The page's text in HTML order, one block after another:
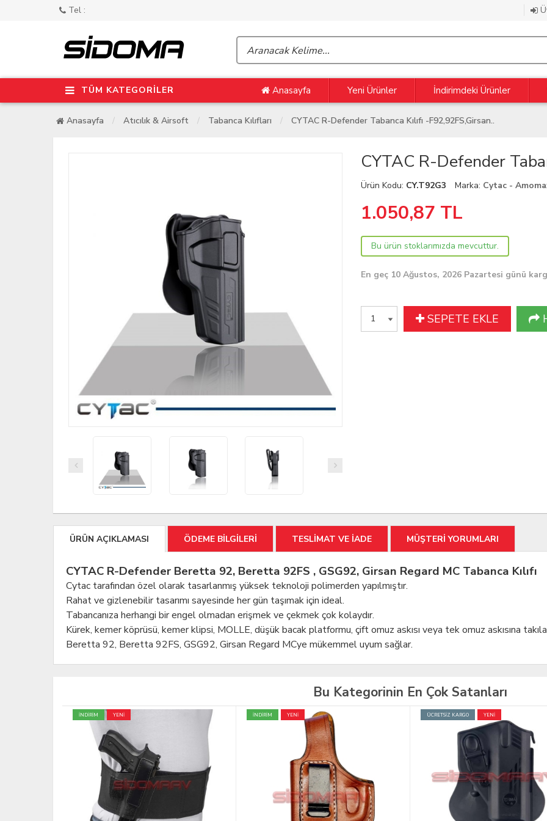
Tel :
TÜM KATEGORİLER Anasayfa Yeni Ürünler İndirimdeki Ürünler
Anasayfa Atıcılık & Airsoft Tabanca Kılıfları CYTAC R-Defender Tabanca Kılıfı -F92,92FS,Girsan..
CYTAC R-Defender
Ürün Kodu: CY.T92G3 Marka: Cytac -
1.050,87 TL
Bu ürün stoklarımızda mevcuttur.
En geç 10 Ağustos, 2026 Pazartesi günü
SEPETE EKLE
ÜRÜN AÇIKLAMASI ÖDEME BİLGİLERİ TESLİMAT VE İADE MÜŞTERİ YORUMLARI
CYTAC R-Defender Beretta 92, Beretta 92FS , GSG92, Girsan Regard MC Tabanca Kılıfı
Cytac tarafından özel olarak tasarlanmış yüksek teknoloji polimerden yapılmıştır.
Rahat ve gizlenebilir tasarımı sayesinde her gün taşımak için ideal.
Tabancanıza herhangi bir engel olmadan erişmek ve çekmek çok kolaydır.
Kürek, kemer köprüsü, kemer klipsi, MOLLE, düşük bacak platformu, çift omuz askısı veya tek omuz askısına
Beretta 92, Beretta 92FS, GSG92, Girsan Regard MCye mükemmel uyum sağlar.
Bu Kategorinin En Çok Satanları
İNDİRİM YENİ ÜCRETSİZ KARGO YENİ TÜKENDİ İNDİRİM